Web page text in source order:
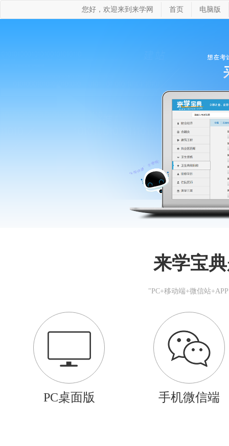
您好，欢迎来到来学网 首页 电脑版
来学宝
"PC+移动端+微信站
PC桌面版 手机微信端